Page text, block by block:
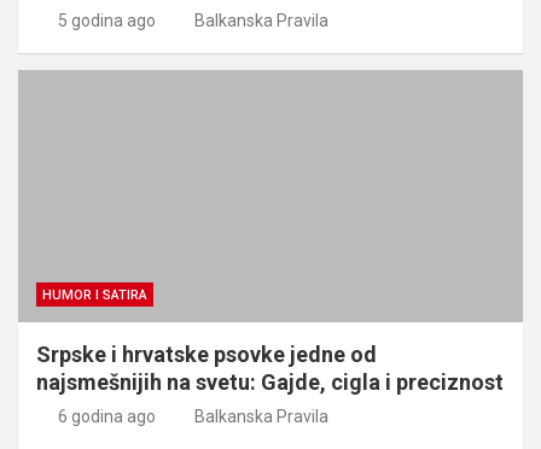
5 godina ago Balkanska Pravila
HUMOR I SATIRA
Srpske i hrvatske psovke jedne od
najsmešnijih na svetu: Gajde, cigla i preciznost
6 godina ago Balkanska Pravila